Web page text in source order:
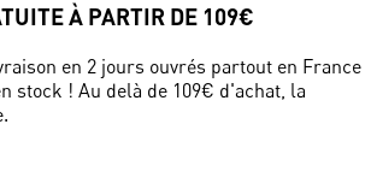
À PARTIR DE 109€
en 2 jours ouvrés partout en France
stock ! Au delà de 109€ d'achat, la